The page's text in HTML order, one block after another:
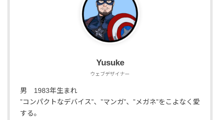
Yusuke
ウェブデザイナー
男 1983年生まれ
”コンパクトなデバイス”、”マンガ”、”メガネ”をこよなく愛
する。